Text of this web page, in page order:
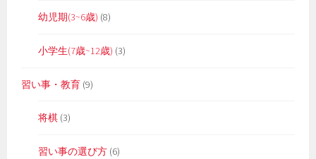
幼児期(3~6歳) (8)
小学生(7歳~12歳) (3)
習い事・教育 (9)
将棋 (3)
習い事の選び方 (6)